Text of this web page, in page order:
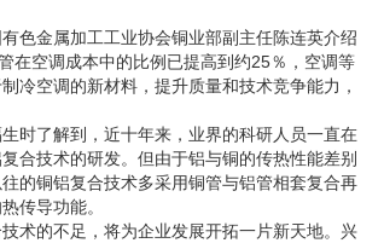
金属加工工业协会铜业部副主任陈连英介绍
在空调成本中的比例已提高到约25％，空调等
冷空调的新材料，提升质量和技术竞争能力，
了解到，近十年来，业界的科研人员一直在
合技术的研发。但由于铝与铜的传热性能差别
的铜铝复合技术多采用铜管与铝管相套复合再
传导功能。
的不足，将为企业发展开拓一片新天地。兴